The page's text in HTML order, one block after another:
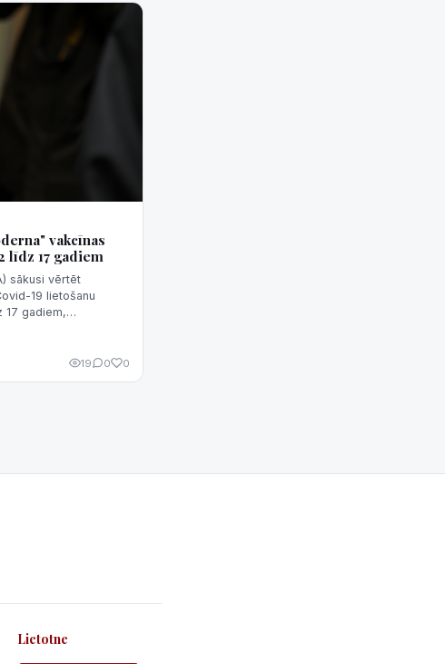
vakcīnas
līdz 17 gadiem
sākusi vērtēt
19 lietošanu
17 gadiem,
19 0 0
Lietotne